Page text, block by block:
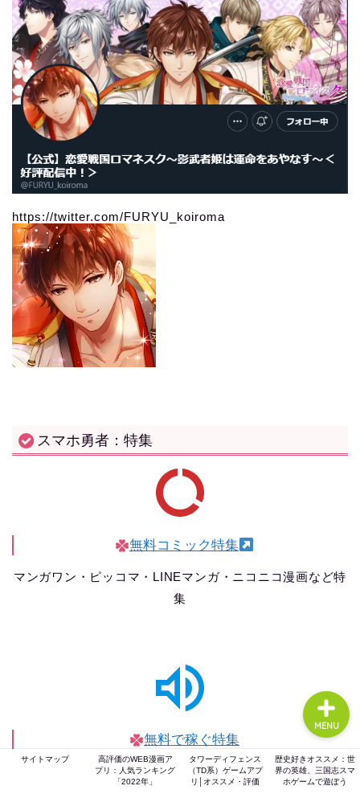
https://twitter.com/FURYU_koiroma
スマホ勇者：特集
無料コミック特集
マンガワン・ピッコマ・LINEマンガ・ニコニコ漫画など特
集
無料で稼ぐ特集
ポイ活：モッピー・ハピタス・ポイントインカムなど特集
サイトマップ
高評価のWEB漫画ア
プリ：人気ランキング
「2022年」
タワーディフェンス
（TD系）ゲームアプ
リ│オススメ・評価
歴史好きオススメ：世
界の英雄、三国志スマ
ホゲームで遊ぼう
MENU
ゲーム評価